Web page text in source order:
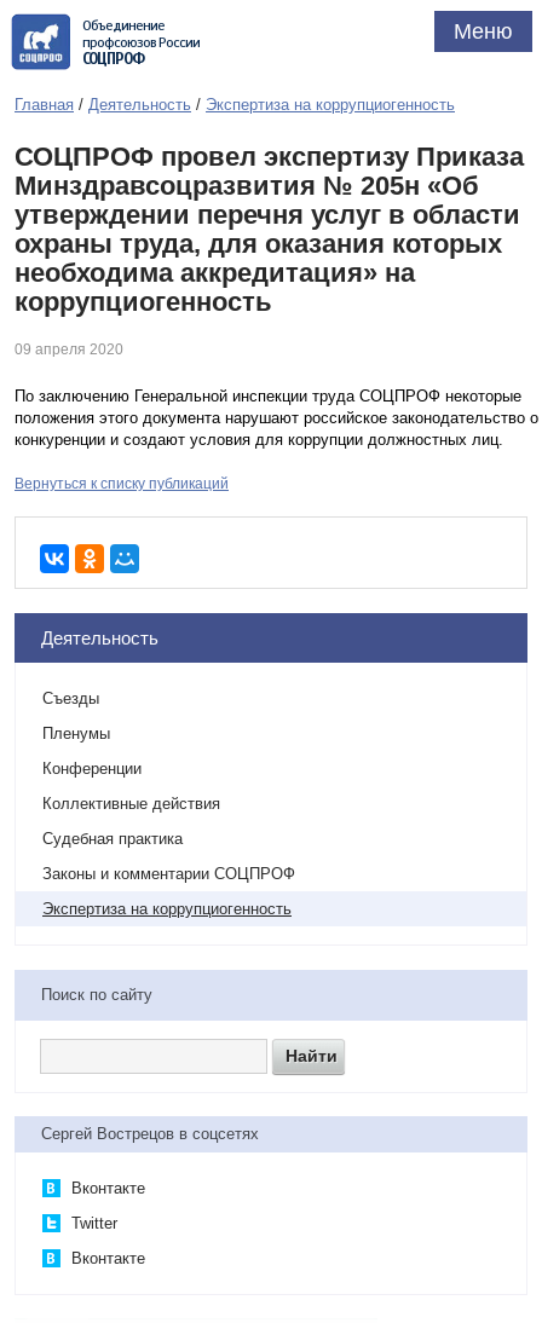
Меню
Объединение
профсоюзов России
СОЦПРОФ
Главная / Деятельность / Экспертиза на коррупциогенность
СОЦПРОФ провел экспертизу Приказа
Минздравсоцразвития № 205н «Об
утверждении перечня услуг в области
охраны труда, для оказания которых
необходима аккредитация» на
коррупциогенность
09 апреля 2020
По заключению Генеральной инспекции труда СОЦПРОФ некоторые
положения этого документа нарушают российское законодательство о
конкуренции и создают условия для коррупции должностных лиц.
Вернуться к списку публикаций
Деятельность
Съезды
Пленумы
Конференции
Коллективные действия
Судебная практика
Законы и комментарии СОЦПРОФ
Экспертиза на коррупциогенность
Поиск по сайту
Сергей Вострецов в соцсетях
Вконтакте
Twitter
Вконтакте